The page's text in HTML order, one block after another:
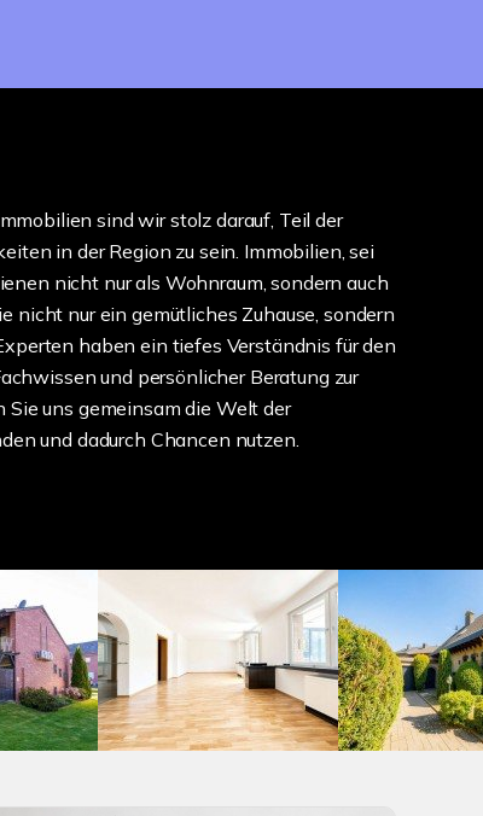
sind wir stolz darauf, Teil der
in der Region zu sein. Immobilien, sei
nicht nur als Wohnraum, sondern auch
nicht nur ein gemütliches Zuhause, sondern
haben ein tiefes Verständnis für den
und persönlicher Beratung zur
Sie uns gemeinsam die Welt der
und dadurch Chancen nutzen.